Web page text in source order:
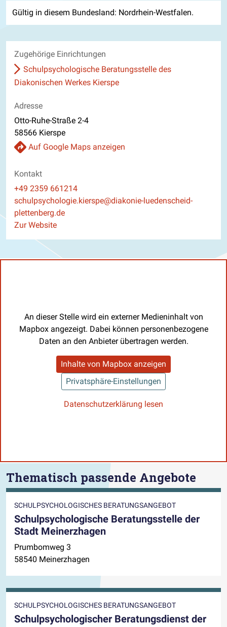
Gültig in diesem Bundesland: Nordrhein-Westfalen.
Zugehörige Einrichtungen
Schulpsychologische Beratungsstelle des
Diakonischen Werkes Kierspe
Adresse
Otto-Ruhe-Straße 2-4
58566 Kierspe
Auf Google Maps anzeigen
Kontakt
Telefon
+49 2359 661214
E-Mail
schulpsychologie.kierspe@diakonie-luedenscheid-
plettenberg.de
Website
Zur Website
An dieser Stelle wird ein externer Medieninhalt von
Mapbox angezeigt. Dabei können personenbezogene
Daten an den Anbieter übertragen werden.
Inhalte von Mapbox anzeigen
Privatsphäre-Einstellungen
Datenschutzerklärung lesen
Thematisch passende Angebote
SCHULPSYCHOLOGISCHES BERATUNGSANGEBOT
Schulpsychologische Beratungsstelle der
Stadt Meinerzhagen
Prumbomweg 3
58540 Meinerzhagen
SCHULPSYCHOLOGISCHES BERATUNGSANGEBOT
Schulpsychologischer Beratungsdienst der